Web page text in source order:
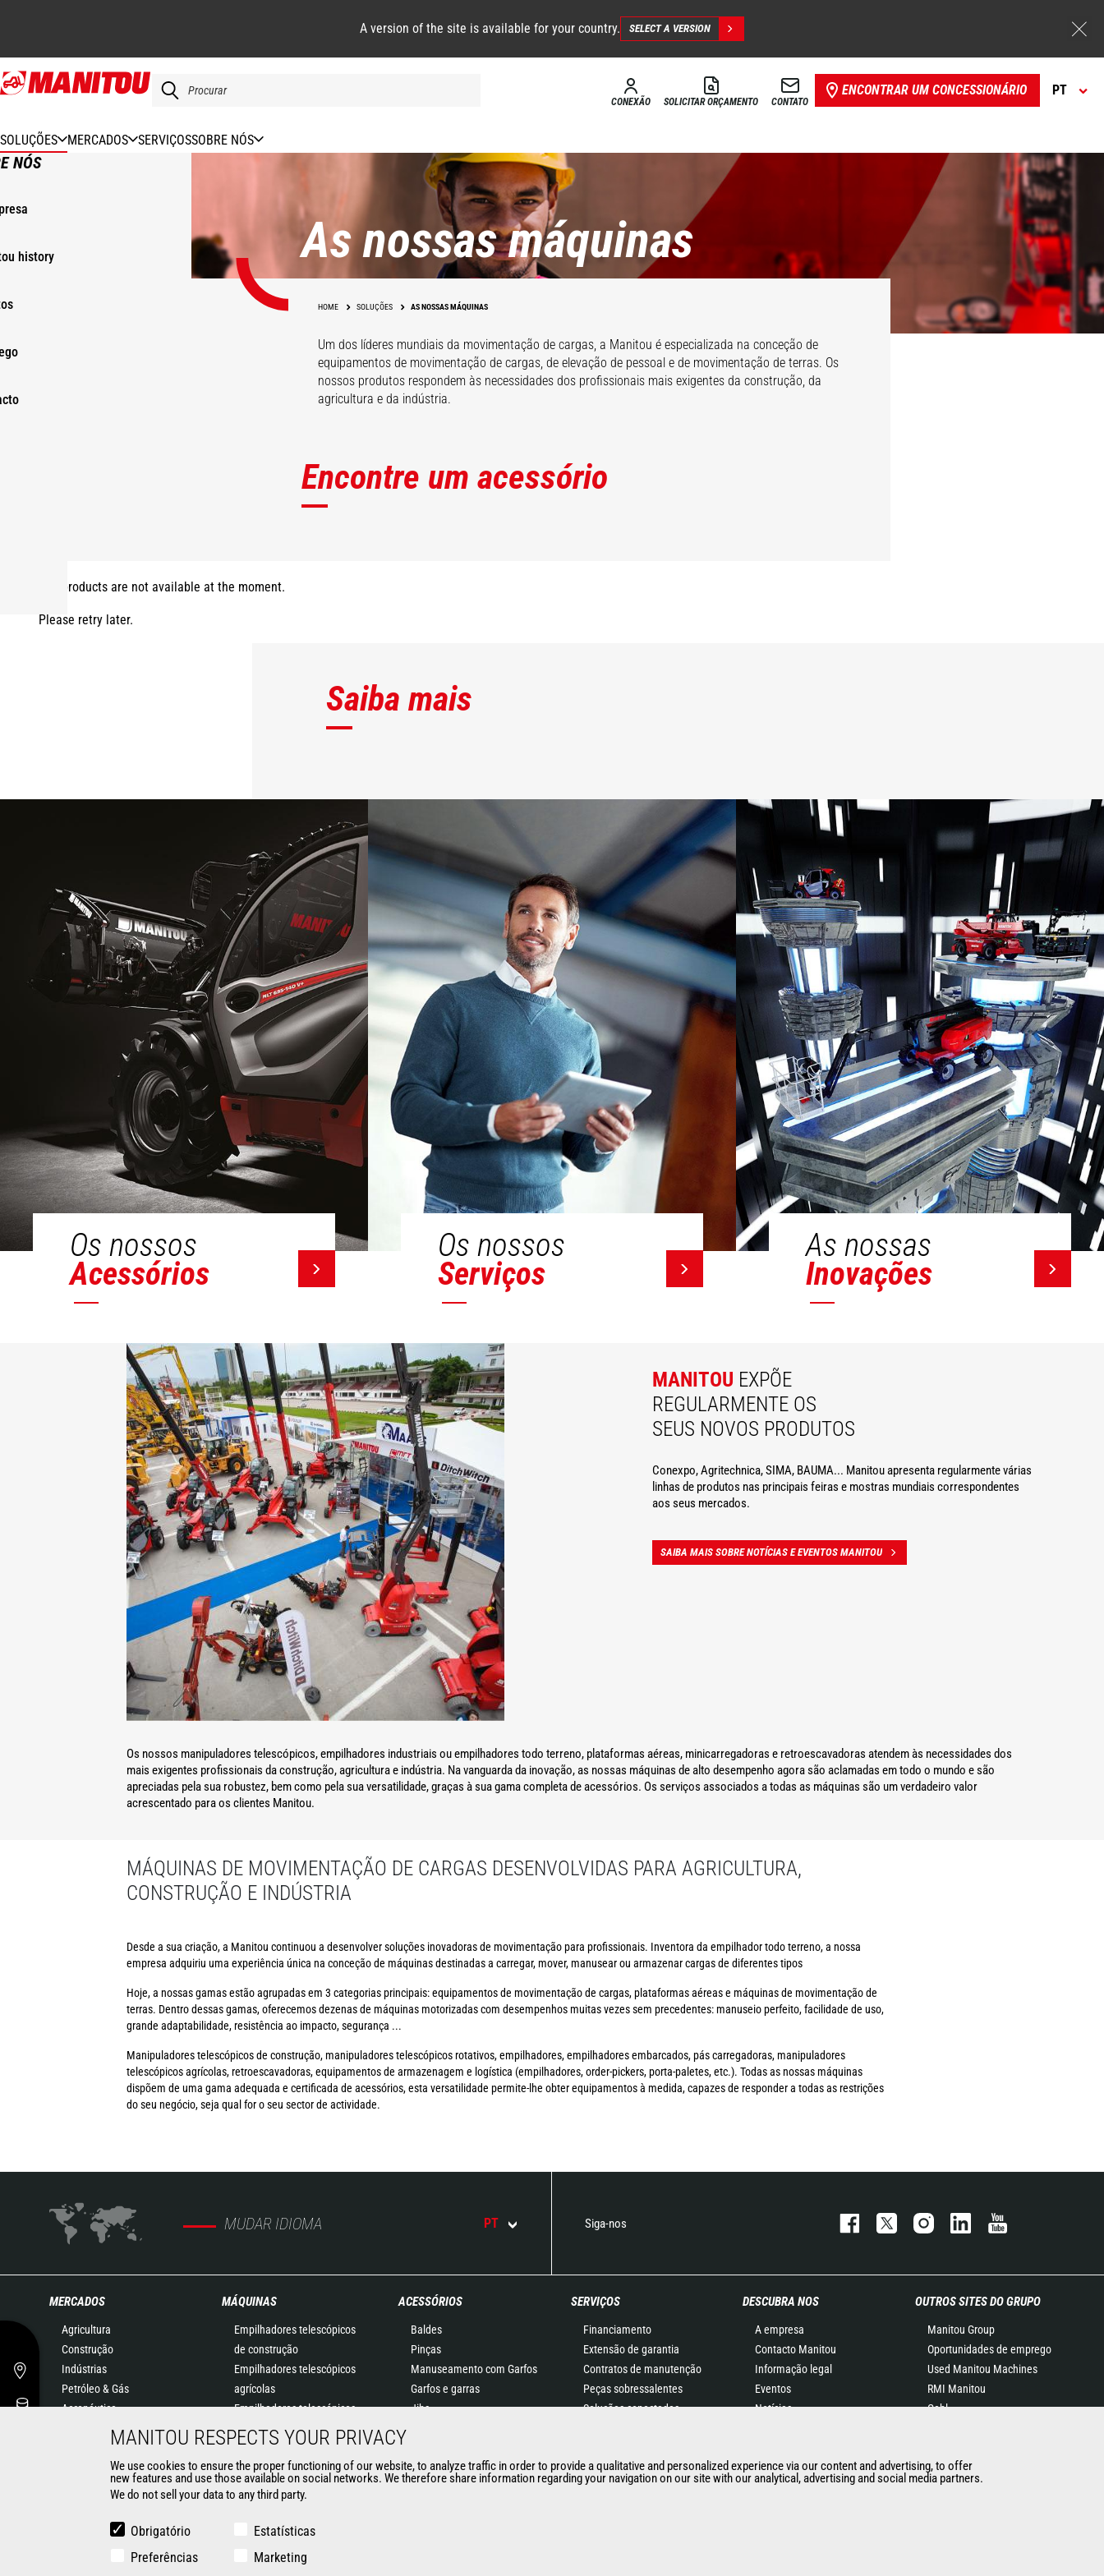
Skip
to
A version of the site is available for your country. SELECT A VERSION
CONEXÃO SOLICITAR ORÇAMENTO CONTATO
ENCONTRAR UM CONCESSIONÁRIO PT
SOLUÇÕES MERCADOS SERVIÇOSSOBRE NÓS
NÓS
history As nossas máquinas
HOME SOLUÇÕES AS NOSSAS MÁQUINAS
Um dos líderes mundiais da movimentação de cargas, a Manitou é especializada na conceção de
equipamentos de movimentação de cargas, de elevação de pessoal e de movimentação de terras. Os
nossos produtos respondem às necessidades dos profissionais mais exigentes da construção, da
agricultura e da indústria.
Encontre um acessório
The products are not available at the moment.
Please retry later.
Saiba mais
Os nossos
Acessórios
Os nossos
Serviços
As nossas
Inovações
MANITOU EXPÕE
REGULARMENTE OS
SEUS NOVOS PRODUTOS
Conexpo, Agritechnica, SIMA, BAUMA... Manitou apresenta regularmente várias
linhas de produtos nas principais feiras e mostras mundiais correspondentes
aos seus mercados.
SAIBA MAIS SOBRE NOTÍCIAS E EVENTOS MANITOU
Os nossos manipuladores telescópicos, empilhadores industriais ou empilhadores todo terreno, plataformas aéreas, minicarregadoras e retroescavadoras atendem às necessidades dos
mais exigentes profissionais da construção, agricultura e indústria. Na vanguarda da inovação, as nossas máquinas de alto desempenho agora são aclamadas em todo o mundo e são
apreciadas pela sua robustez, bem como pela sua versatilidade, graças à sua gama completa de acessórios. Os serviços associados a todas as máquinas são um verdadeiro valor
acrescentado para os clientes Manitou.
MÁQUINAS DE MOVIMENTAÇÃO DE CARGAS DESENVOLVIDAS PARA AGRICULTURA,
CONSTRUÇÃO E INDÚSTRIA
Desde a sua criação, a Manitou continuou a desenvolver soluções inovadoras de movimentação para profissionais. Inventora da empilhador todo terreno, a nossa
empresa adquiriu uma experiência única na conceção de máquinas destinadas a carregar, mover, manusear ou armazenar cargas de diferentes tipos
Hoje, a nossas gamas estão agrupadas em 3 categorias principais: equipamentos de movimentação de cargas, plataformas aéreas e máquinas de movimentação de
terras. Dentro dessas gamas, oferecemos dezenas de máquinas motorizadas com desempenhos muitas vezes sem precedentes: manuseio perfeito, facilidade de uso,
grande adaptabilidade, resistência ao impacto, segurança ...
Manipuladores telescópicos de construção, manipuladores telescópicos rotativos, empilhadores, empilhadores embarcados, pás carregadoras, manipuladores
telescópicos agrícolas, retroescavadoras, equipamentos de armazenagem e logística (empilhadores, order-pickers, porta-paletes, etc.). Todas as nossas máquinas
dispõem de uma gama adequada e certificada de acessórios, esta versatilidade permite-lhe obter equipamentos à medida, capazes de responder a todas as restrições
do seu negócio, seja qual for o seu sector de actividade.
MUDAR IDIOMA PT Siga-nos
MERCADOS
Agricultura
Construção
Indústrias
Petróleo & Gás
Aeronáutica
Meio Ambiente
Alugadores
MÁQUINAS
Empilhadores telescópicos
de construção
Empilhadores telescópicos
agrícolas
Empilhadores telescópicos
rotativos
Pás carregadoras
articuladas
Plataformas elevatórias
Empilhadores embarcados
Carregadoras compactas
ACESSÓRIOS
Baldes
Pinças
Manuseamento com Garfos
Garfos e garras
Jibs
Vassouras e Limpadoras
SERVIÇOS
Financiamento
Extensão de garantia
Contratos de manutenção
Peças sobressalentes
Soluções conectadas
Usados
DESCUBRA NOS
A empresa
Contacto Manitou
Informação legal
Eventos
Notícias
Conditions of Sale
OUTROS SITES DO GRUPO
Manitou Group
Oportunidades de emprego
Used Manitou Machines
RMI Manitou
Gehl
MANITOU RESPECTS YOUR PRIVACY
We use cookies to ensure the proper functioning of our website, to analyze traffic in order to provide a qualitative and personalized experience via our content and advertising, to offer
new features and use those available on social networks. We therefore share information regarding your navigation on our site with our analytical, advertising and social media partners.
We do not sell your data to any third party.
Obrigatório
Estatísticas
Preferências
Marketing